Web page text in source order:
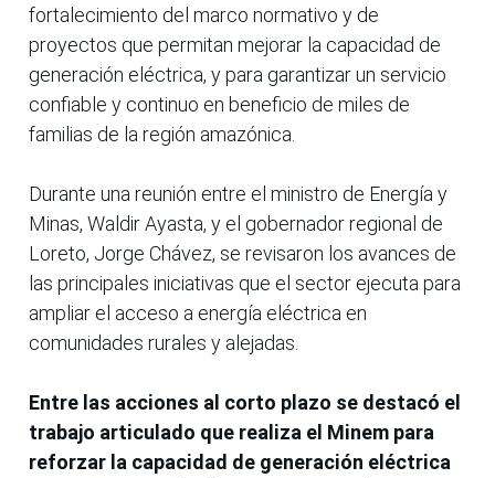
fortalecimiento del marco normativo y de
proyectos que permitan mejorar la capacidad de
generación eléctrica, y para garantizar un servicio
confiable y continuo en beneficio de miles de
familias de la región amazónica.
Durante una reunión entre el ministro de Energía y
Minas, Waldir Ayasta, y el gobernador regional de
Loreto, Jorge Chávez, se revisaron los avances de
las principales iniciativas que el sector ejecuta para
ampliar el acceso a energía eléctrica en
comunidades rurales y alejadas.
Entre las acciones al corto plazo se destacó el
trabajo articulado que realiza el Minem para
reforzar la capacidad de generación eléctrica